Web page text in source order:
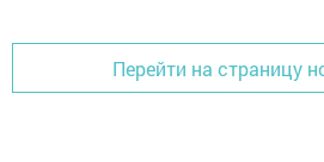
Перейти на страницу